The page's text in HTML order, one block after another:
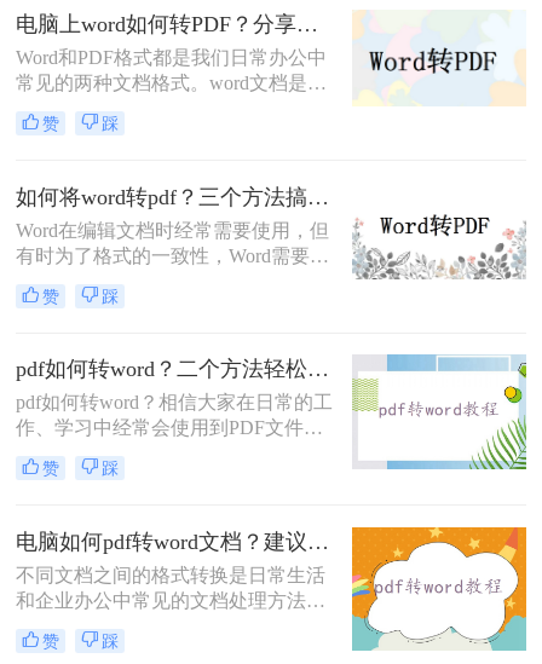
吗？如果不知道，那么下面将会叫你
怎么做，快速的完成word转pdf文档，
一起来学习吧。
电脑上word如何转PDF？分享两种Word转PDF方法！转换效率超高！
Word和PDF格式都是我们日常办公中
常见的两种文档格式。word文档是最
简单编辑的方式，PDF是常用文档中
最便捷的阅读方式，PDF格式更有利
打印效果，因此它们之间的格式转换
也是必不可少。
赞 踩
如何将word转pdf？三个方法搞定！
Word在编辑文档时经常需要使用，但
有时为了格式的一致性，Word需要转
换为PDF。转成PDF格式后也方便阅
读和打印等操作，所以很多时候我们
有很多职场新人不知道怎么转换的，
以下是如何将word转pdf文档的步骤。
希望能帮助到大家。
赞 踩
pdf如何转word？二个方法轻松完成！
pdf如何转word？相信大家在日常的工
作、学习中经常会使用到PDF文件，
一般我们都是用它来传输或者是保存
文件的，非常方便。但是也有一个问
多小伙伴们都会选择将PDF文件转换
成Word再编辑修改，今天就来给大家
分享二种PDF转Word的方法，记得收
藏再看！
赞 踩
电脑如何pdf转word文档？建议收藏这二种转换方法！
不同文档之间的格式转换是日常生活
和企业办公中常见的文档处理方法。
现在越来越多的PDF文档被用于办
公，这并不奇怪，因为PDF文件在传
赞 踩